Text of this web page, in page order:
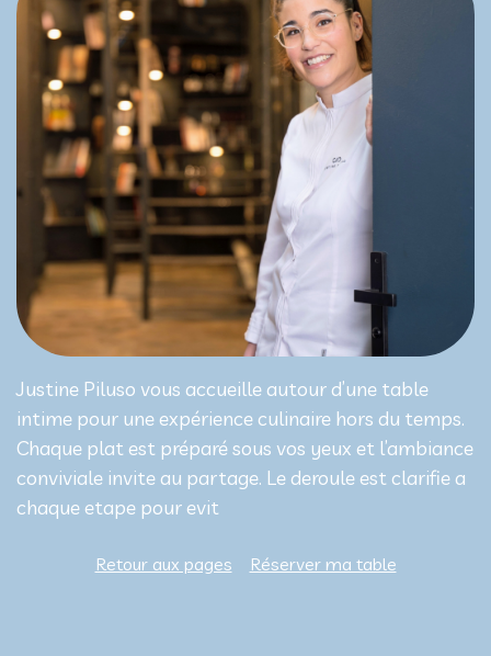
Justine Piluso vous accueille autour d’une table
intime pour une expérience culinaire hors du temps.
Chaque plat est préparé sous vos yeux et l’ambiance
conviviale invite au partage. Le deroule est clarifie a
chaque etape pour evit
Retour aux pages Réserver ma table